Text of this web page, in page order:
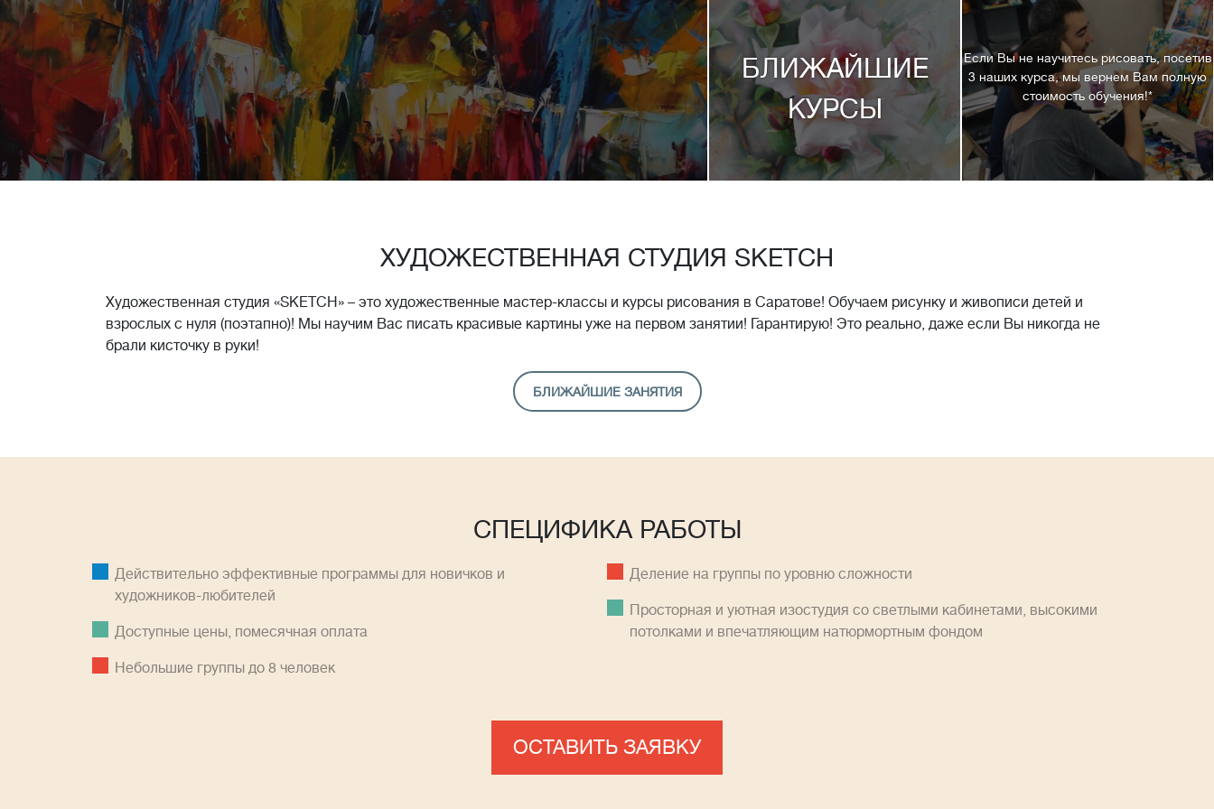
БЛИЖАЙШИЕ
КУРСЫ
Если Вы не научитесь рисовать, посетив
3 наших курса, мы вернем Вам полную
стоимость обучения!*
ХУДОЖЕСТВЕННАЯ СТУДИЯ SKETCH
Художественная студия «SKETCH» – это художественные мастер-классы и курсы рисования в Саратове! Обучаем рисунку и живописи детей и
взрослых с нуля (поэтапно)! Мы научим Вас писать красивые картины уже на первом занятии! Гарантирую! Это реально, даже если Вы никогда не
брали кисточку в руки!
БЛИЖАЙШИЕ ЗАНЯТИЯ
СПЕЦИФИКА РАБОТЫ
Действительно эффективные программы для новичков и
художников-любителей
Доступные цены, помесячная оплатa
Небольшие группы до 8 человек
Деление на группы по уровню сложности
Просторная и уютная изостудия со светлыми кабинетами, высокими
потолками и впечатляющим натюрмортным фондом
ОСТАВИТЬ ЗАЯВКУ